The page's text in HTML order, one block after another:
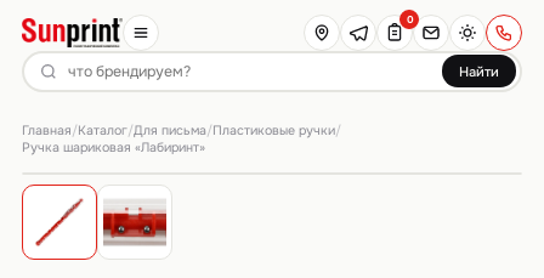
Найти
0
Главная/Каталог/Для письма/Пластиковые ручки/
Ручка шариковая «Лабиринт»